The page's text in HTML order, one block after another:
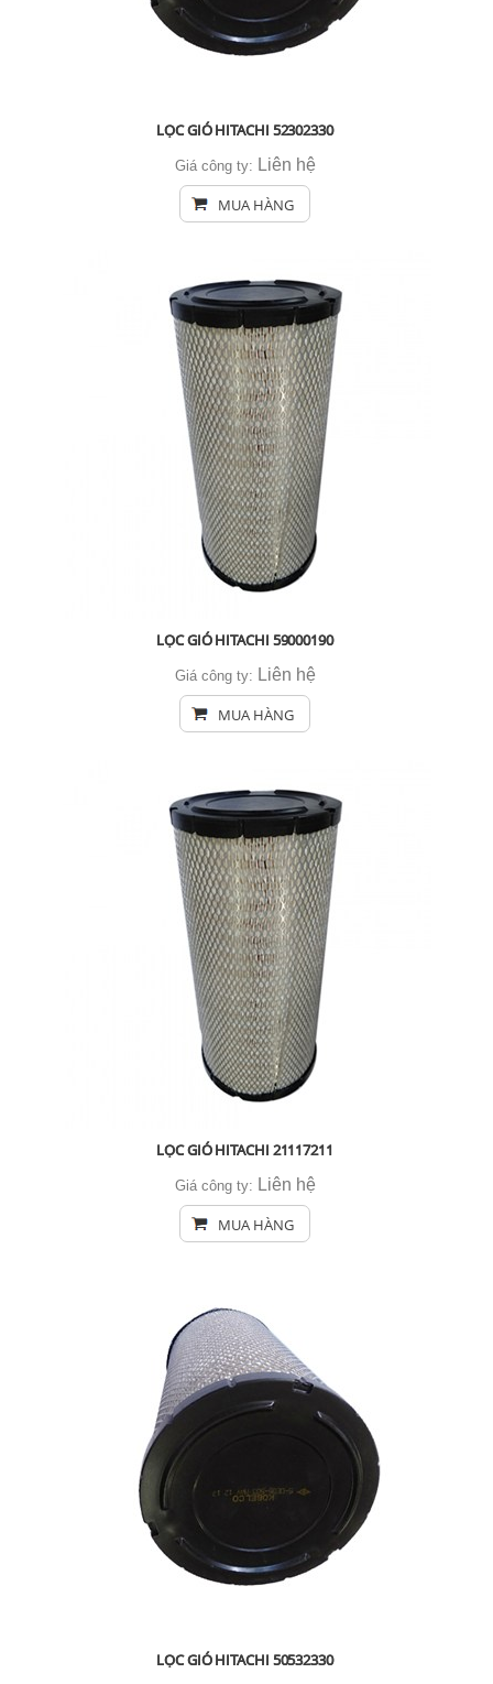
LỌC GIÓ HITACHI 52302330
Giá công ty: Liên hệ
MUA HÀNG
LỌC GIÓ HITACHI 59000190
Giá công ty: Liên hệ
MUA HÀNG
LỌC GIÓ HITACHI 21117211
Giá công ty: Liên hệ
MUA HÀNG
LỌC GIÓ HITACHI 50532330